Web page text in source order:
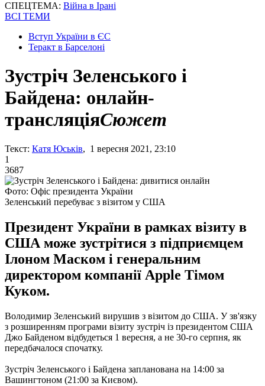
СПЕЦТЕМА: Війна в Ірані
ВСІ ТЕМИ
Вступ України в ЄС
Теракт в Барселоні
Зустріч Зеленського і
Байдена: онлайн-
трансляціяСюжет
Текст: Катя Юськів, 1 вересня 2021, 23:10
1
3687
Фото: Офіс президента України
Зеленський перебуває з візитом у США
Президент України в рамках візиту в
США може зустрітися з підприємцем
Ілоном Маском і генеральним
директором компанії Apple Тімом
Куком.
Володимир Зеленський вирушив з візитом до США. У зв'язку
з розширенням програми візиту зустріч із президентом США
Джо Байденом відбудеться 1 вересня, а не 30-го серпня, як
передбачалося спочатку.
Зустріч Зеленського і Байдена запланована на 14:00 за
Вашингтоном (21:00 за Києвом).